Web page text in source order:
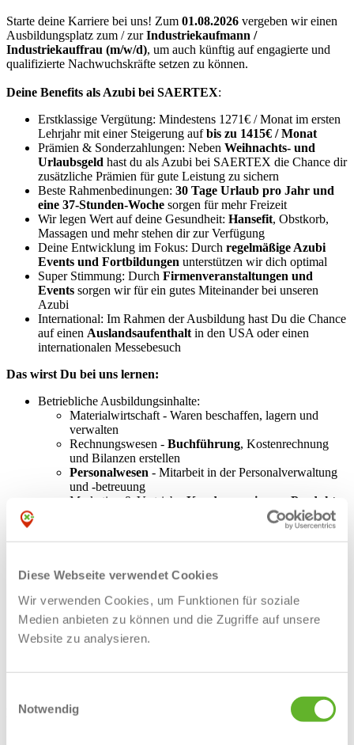
Diese Webseite verwendet Cookies
Wir verwenden Cookies, um Funktionen für soziale
Medien anbieten zu können und die Zugriffe auf unsere
Website zu analysieren.
Notwendig
Starte deine Karriere bei uns! Zum 01.08.2026 vergeben wir einen
Ausbildungsplatz zum / zurIndustriekaufmann /
Industriekauffrau (m/w/d), um auch künftig auf engagierte und
qualifizierte Nachwuchskräfte setzen zu können.
Deine Benefits als Azubi bei SAERTEX:
Erstklassige Vergütung: Mindestens 1271€ / Monat im ersten
Lehrjahr mit einer Steigerung aufbis zu 1415€ / Monat
Prämien & Sonderzahlungen: Neben Weihnachts- und
Urlaubsgeld hast du als Azubi bei SAERTEX die Chance dir
zusätzliche Prämien für gute Leistung zu sichern
Beste Rahmenbedinungen: 30 Tage Urlaub pro Jahr und
eine 37-Stunden-Woche sorgen für mehr Freizeit
Wir legen Wert auf deine Gesundheit: Hansefit, Obstkorb,
Massagen und mehr stehen dir zur Verfügung
Deine Entwicklung im Fokus: Durch regelmäßige Azubi
Events und Fortbildungen unterstützen wir dich optimal
Super Stimmung: Durch Firmenveranstaltungen und
Events sorgen wir für ein gutes Miteinander bei unseren
Azubi
International: Im Rahmen der Ausbildung hast Du die Chance
auf einen Auslandsaufenthalt in den USA oder einen
internationalen Messebesuch
Das wirst Du bei uns lernen:
Betriebliche Ausbildungsinhalte:
Materialwirtschaft - Waren beschaffen, lagern und
verwalten
Rechnungswesen - Buchführung, Kostenrechnung
und Bilanzen erstellen
Personalwesen - Mitarbeit in der Personalverwaltung
und -betreuung
Marketing & Vertrieb - Kunden gewinnen, Produkte
Schulische Ausbildungsinhalte:
Kundenbedürfnisse erkennen und Abläufe daran
Steuerung und Kontrolle von Geschäftsprozesssen -
Planung und Überwachung von wirtschaftlichen
Gesamtwirtschaftlicher Zusammenhang - Unternehmen
Unternehmensstrategien & Projekte- Strategien und
Das bringst Du bereits mit